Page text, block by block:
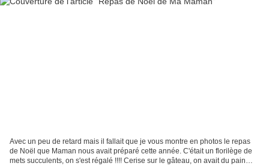
Avec un peu de retard mais il fallait que je vous montre en photos le repas
de Noël que Maman nous avait préparé cette année. C'était un florilège de
mets succulents, on s'est régalé !!!! Cerise sur le gâteau, on avait du pain